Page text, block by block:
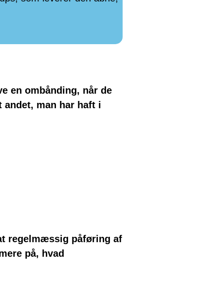
en ombånding, når de
andet, man har haft i
regelmæssig påføring af
på, hvad